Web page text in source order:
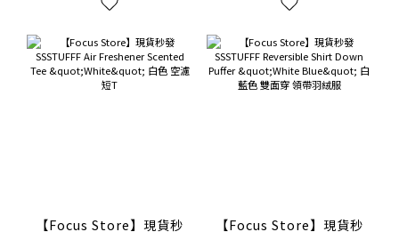
【Focus Store】現貨秒
【Focus Store】現貨秒